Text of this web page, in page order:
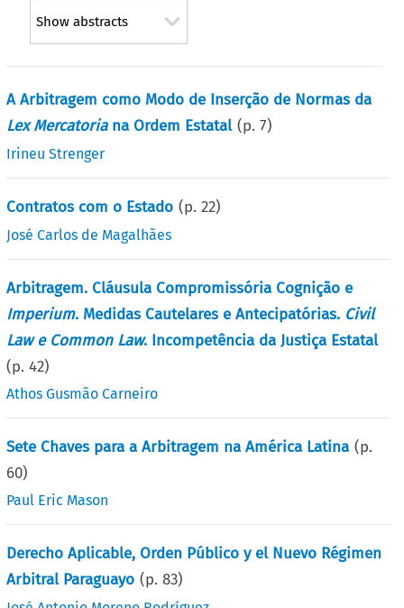
Show abstracts
A Arbitragem como Modo de Inserção de Normas da
Lex Mercatoriana Ordem Estatal (p.7)
Irineu Strenger
Contratos com o Estado (p.22)
José Carlos de Magalhães
Arbitragem. Cláusula Compromissória Cognição e
Imperium. Medidas Cautelares e Antecipatórias. Civil
Law e Common Law. Incompetência da Justiça Estatal
(p.42)
Athos Gusmão Carneiro
Sete Chaves para a Arbitragem na América Latina (p.
60)
Paul Eric Mason
Derecho Aplicable, Orden Público y el Nuevo Régimen
Arbitral Paraguayo (p.83)